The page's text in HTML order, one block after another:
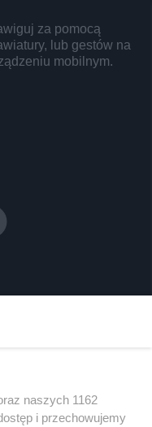
za pomocą
lub gestów na
mobilnym.
naszych 1162
i przechowujemy